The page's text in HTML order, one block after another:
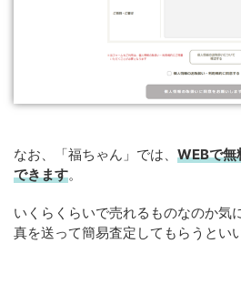
なお、「福ちゃん」では、 WEBで無
できます。
いくらくらいで売れるものなのか気
真を送って簡易査定してもらうとい